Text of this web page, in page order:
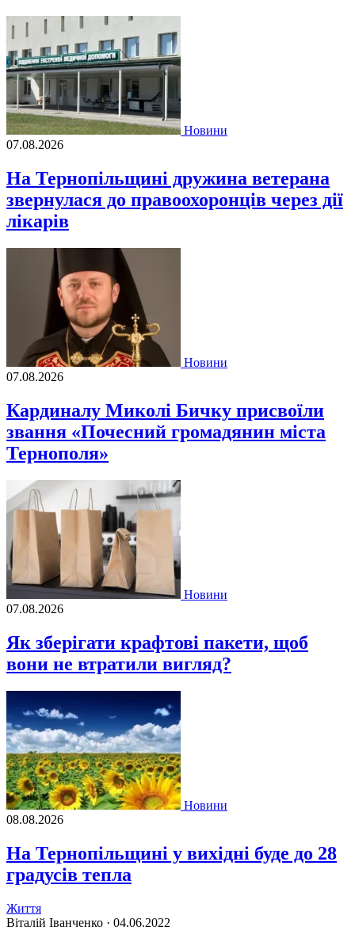
Новини
07.08.2026
На Тернопільщині дружина ветерана
звернулася до правоохоронців через дії
лікарів
Новини
07.08.2026
Кардиналу Миколі Бичку присвоїли
звання «Почесний громадянин міста
Тернополя»
Новини
07.08.2026
Як зберігати крафтові пакети, щоб
вони не втратили вигляд?
Новини
08.08.2026
На Тернопільщині у вихідні буде до 28
градусів тепла
Життя
Віталій Іванченко · 04.06.2022